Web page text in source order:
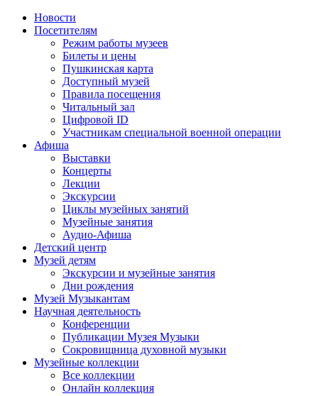
Новости
Посетителям
Режим работы музеев
Билеты и цены
Пушкинская карта
Доступный музей
Правила посещения
Читальный зал
Цифровой ID
Участникам специальной военной операции
Афиша
Выставки
Концерты
Лекции
Экскурсии
Циклы музейных занятий
Музейные занятия
Аудио-Афиша
Детский центр
Музей детям
Экскурсии и музейные занятия
Дни рождения
Музей Музыкантам
Научная деятельность
Конференции
Публикации Музея Музыки
Сокровищница духовной музыки
Музейные коллекции
Все коллекции
Онлайн коллекция